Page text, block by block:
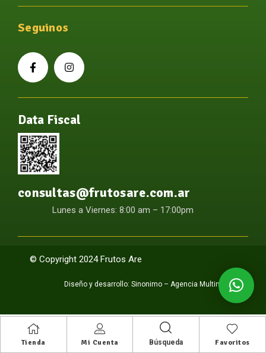
Tienda Mi Cuenta Búsqueda Favoritos
Seguinos
Data Fiscal
consultas@frutosare.com.ar
Lunes a Viernes: 8:00 am – 17:00pm
© Copyright 2024 Frutos Are
Diseño y desarrollo: Sinonimo – Agencia Multimedia